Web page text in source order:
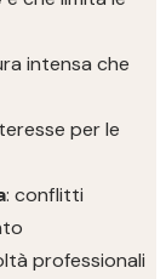
intensa che
per le
: conflitti
professionali